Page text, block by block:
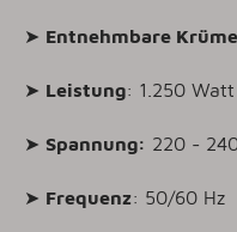
➤ Entnehmbare
➤ Leistung: 1.250 Watt
➤ Spannung: 220 -
➤ Frequenz: 50/60 Hz